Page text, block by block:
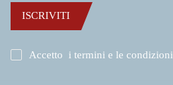
ISCRIVITI
Accetto i termini e le condizioni